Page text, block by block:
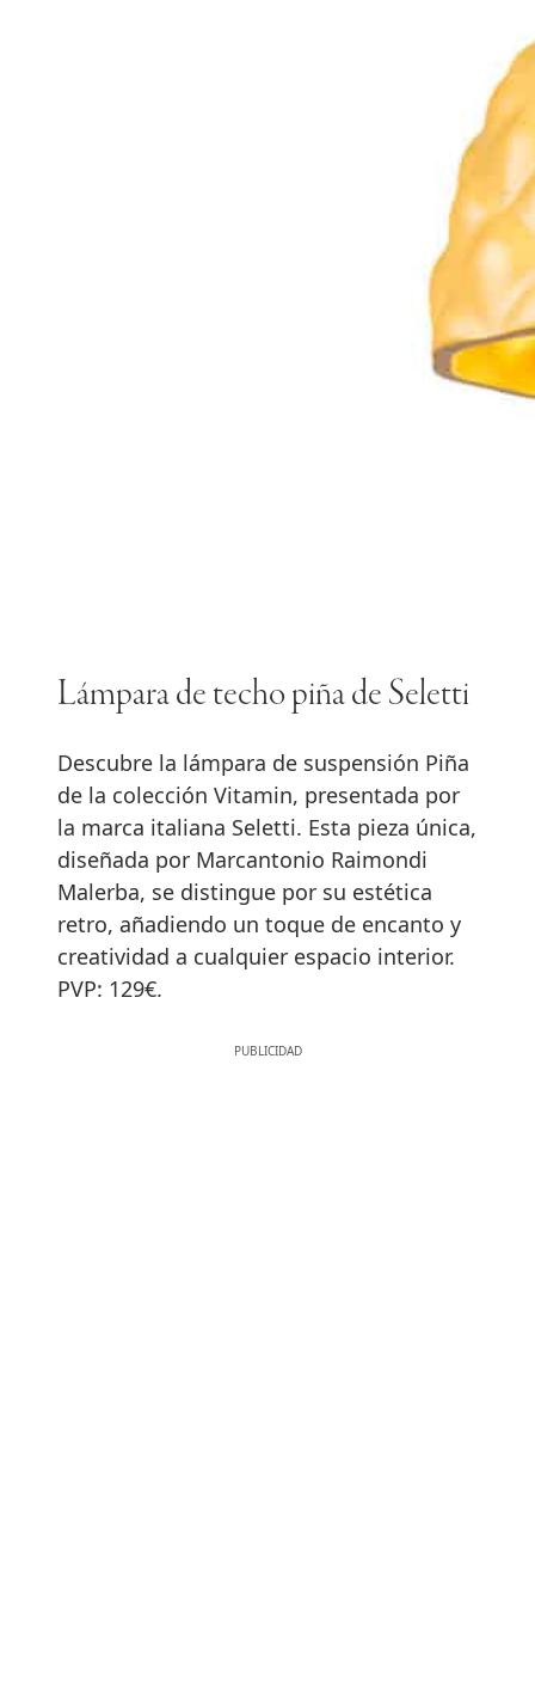
Lámpara de techo piña de Seletti
Descubre la lámpara de suspensión Piña
de la colección Vitamin, presentada por
la marca italiana Seletti. Esta pieza única,
diseñada por Marcantonio Raimondi
Malerba, se distingue por su estética
retro, añadiendo un toque de encanto y
creatividad a cualquier espacio interior.
PVP: 129€.